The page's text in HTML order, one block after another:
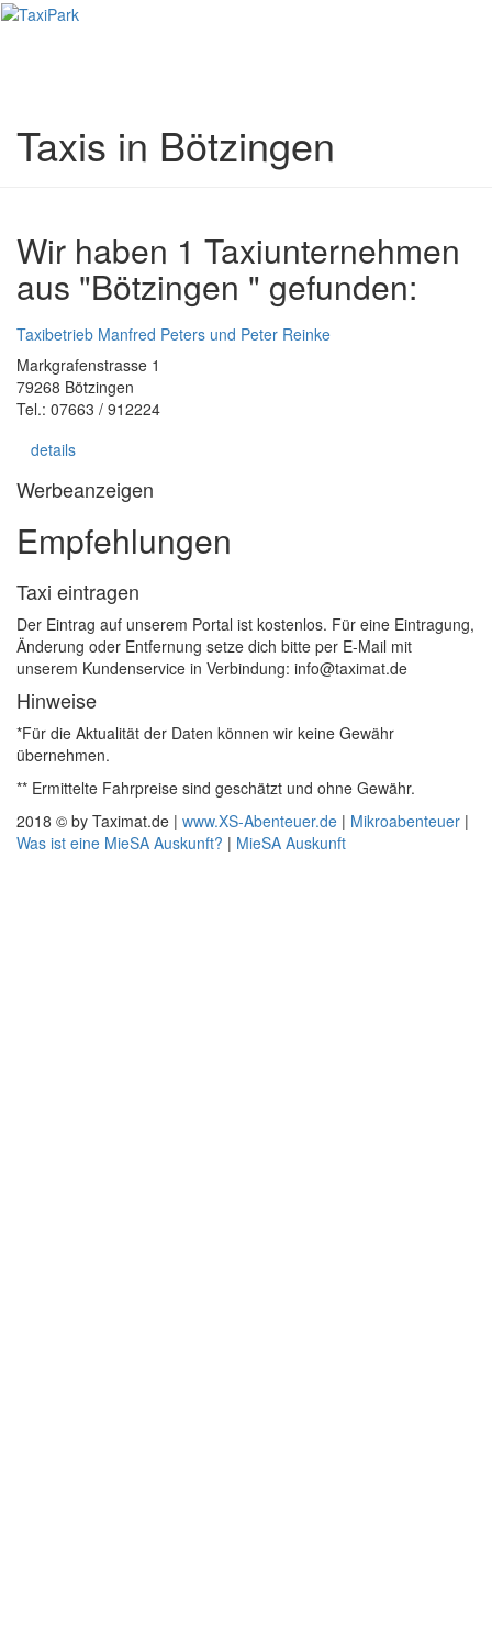
Taxis in Bötzingen
Wir haben 1 Taxiunternehmen
aus "Bötzingen " gefunden:
Taxibetrieb Manfred Peters und Peter Reinke
Markgrafenstrasse 1
79268 Bötzingen
Tel.: 07663 / 912224
details
Werbeanzeigen
Empfehlungen
Taxi eintragen
Der Eintrag auf unserem Portal ist kostenlos. Für eine Eintragung,
Änderung oder Entfernung setze dich bitte per E-Mail mit
unserem Kundenservice in Verbindung: info@taximat.de
Hinweise
*Für die Aktualität der Daten können wir keine Gewähr
übernehmen.
** Ermittelte Fahrpreise sind geschätzt und ohne Gewähr.
2018 © by Taximat.de | www.XS-Abenteuer.de | Mikroabenteuer |
Was ist eine MieSA Auskunft? | MieSA Auskunft